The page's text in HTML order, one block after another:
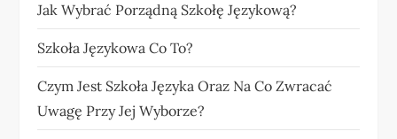
Jak Wybrać Porządną Szkołę Językową?
Szkoła Językowa Co To?
Czym Jest Szkoła Języka Oraz Na Co Zwracać
Uwagę Przy Jej Wyborze?